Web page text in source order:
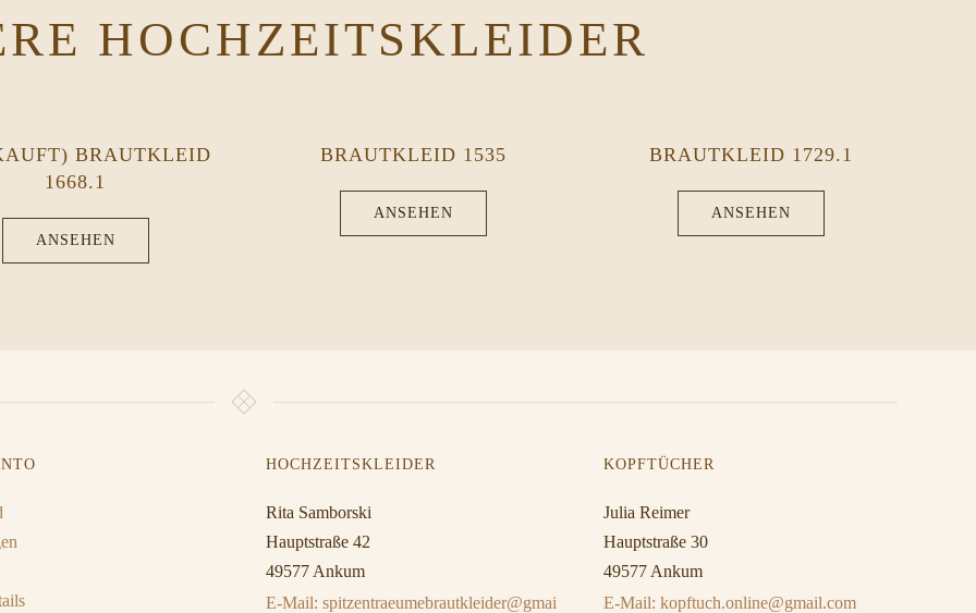
HOCHZEITSKLEIDER
BRAUTKLEID
1668.1
ANSEHEN
BRAUTKLEID 1535
ANSEHEN
BRAUTKLEID 1729.1
ANSEHEN
HOCHZEITSKLEIDER
Rita Samborski
Hauptstraße 42
49577 Ankum
E-Mail: spitzentraeumebrautkleider@gmai
KOPFTÜCHER
Julia Reimer
Hauptstraße 30
49577 Ankum
E-Mail: kopftuch.online@gmail.com